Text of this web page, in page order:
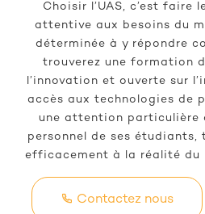
Choisir l’UAS, c’est faire
attentive aux besoins du
déterminée à y répondre
trouverez une formation
l’innovation et ouverte sur
accès aux technologies de
une attention particulière
personnel de ses
efficacement à la réalité du
Contactez nous